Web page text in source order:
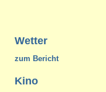
Wetter
zum Bericht
Kino